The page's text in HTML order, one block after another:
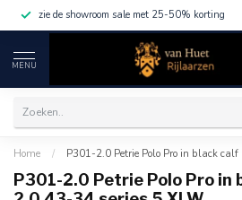
zie de showroom sale met 25-50% korting
MENU
Home / P301-2.0 Petrie Polo Pro in black
P301-2.0 Petrie Polo Pro in